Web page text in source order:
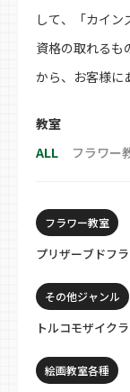
して、「カイン
資格の取れるも
から、お客様に
教室
ALL
フラワー
フラワー教室
プリザーブドフ
その他ジャンル
トルコモザイク
絵画教室各種